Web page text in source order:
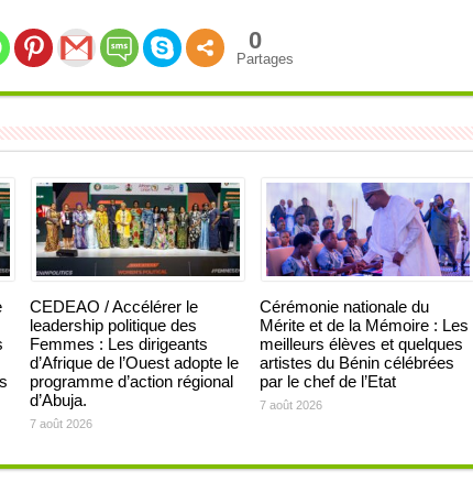
0
Partages
CEDEAO / Accélérer le
leadership politique des
Femmes : Les dirigeants
d’Afrique de l’Ouest adopte le
programme d’action régional
d’Abuja.
7 août 2026
Cérémonie nationale du
Mérite et de la Mémoire : Les
meilleurs élèves et quelques
artistes du Bénin célébrées
par le chef de l’Etat
7 août 2026